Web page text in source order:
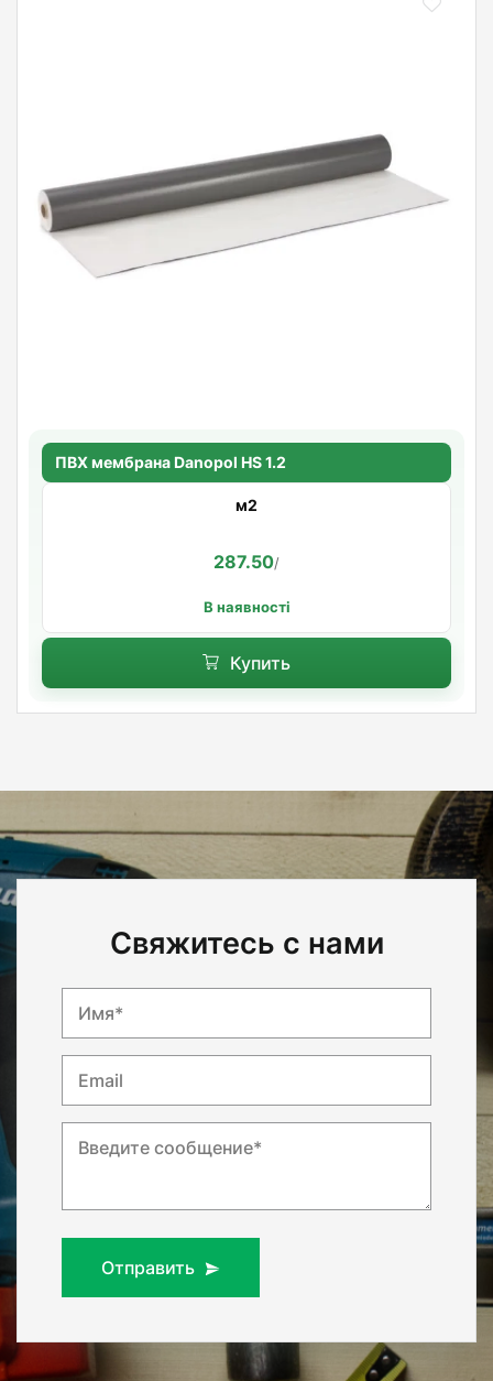
ПВХ мембрана Danopol HS 1.2
м2
287.50/
В наявності
Купить
Свяжитесь с нами
Имя*
Email
Введите сообщение*
Отправить